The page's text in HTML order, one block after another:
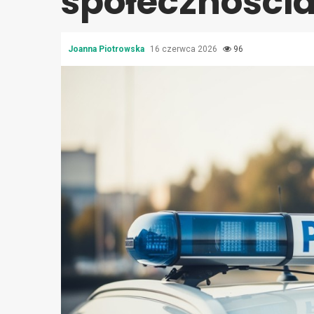
Joanna Piotrowska 16 czerwca 2026 96